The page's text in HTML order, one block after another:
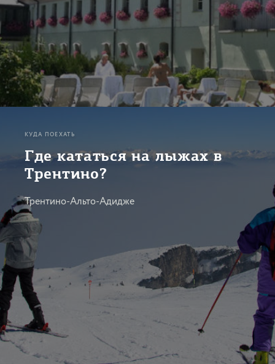
КУДА ПОЕХАТЬ
Где кататься на лыжах в
Трентино?
Трентино-Альто-Адидже